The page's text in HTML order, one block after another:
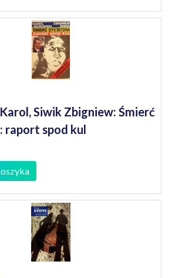
Siwik Zbigniew: Śmierć
raport spod kul